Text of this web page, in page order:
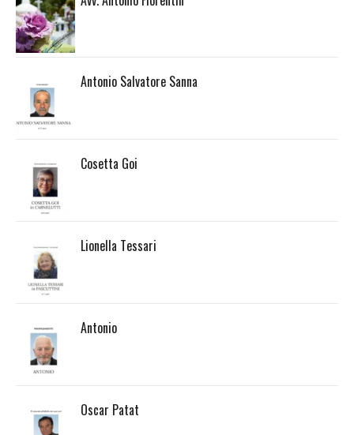
Antonio Salvatore Sanna
Cosetta Goi
Lionella Tessari
Antonio
Oscar Patat